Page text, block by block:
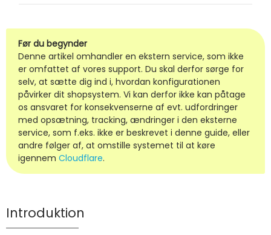
Før du begynder
Denne artikel omhandler en ekstern service, som ikke
er omfattet af vores support. Du skal derfor sørge for
selv, at sætte dig ind i, hvordan konfigurationen
påvirker dit shopsystem. Vi kan derfor ikke kan påtage
os ansvaret for konsekvenserne af evt. udfordringer
med opsætning, tracking, ændringer i den eksterne
service, som f.eks. ikke er beskrevet i denne guide, eller
andre følger af, at omstille systemet til at køre
igennem Cloudflare.
Introduktion